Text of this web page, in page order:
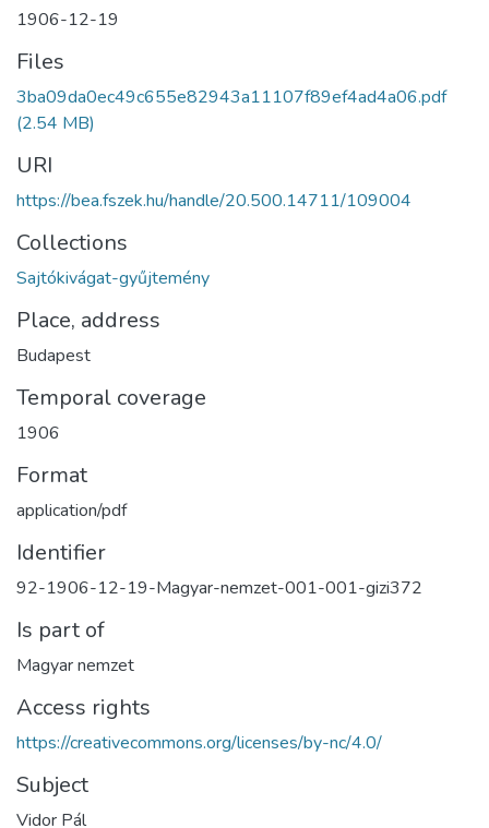
1906-12-19
Files
3ba09da0ec49c655e82943a11107f89ef4ad4a06.pdf
(2.54 MB)
URI
https://bea.fszek.hu/handle/20.500.14711/109004
Collections
Sajtókivágat-gyűjtemény
Place, address
Budapest
Temporal coverage
1906
Format
application/pdf
Identifier
92-1906-12-19-Magyar-nemzet-001-001-gizi372
Is part of
Magyar nemzet
Access rights
https://creativecommons.org/licenses/by-nc/4.0/
Subject
Vidor Pál